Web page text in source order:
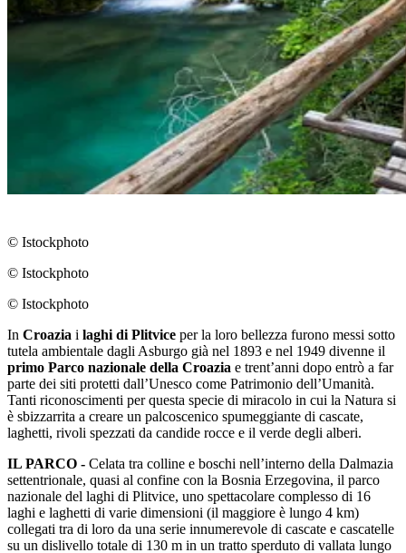
© Istockphoto
© Istockphoto
© Istockphoto
In Croazia i laghi di Plitvice per la loro bellezza furono messi sotto
tutela ambientale dagli Asburgo già nel 1893 e nel 1949 divenne il
primo Parco nazionale della Croazia e trent’anni dopo entrò a far
parte dei siti protetti dall’Unesco come Patrimonio dell’Umanità.
Tanti riconoscimenti per questa specie di miracolo in cui la Natura si
è sbizzarrita a creare un palcoscenico spumeggiante di cascate,
laghetti, rivoli spezzati da candide rocce e il verde degli alberi.
IL PARCO - Celata tra colline e boschi nell’interno della Dalmazia
settentrionale, quasi al confine con la Bosnia Erzegovina, il parco
nazionale del laghi di Plitvice, uno spettacolare complesso di 16
laghi e laghetti di varie dimensioni (il maggiore è lungo 4 km)
collegati tra di loro da una serie innumerevole di cascate e cascatelle
su un dislivello totale di 130 m in un tratto sperduto di vallata lungo